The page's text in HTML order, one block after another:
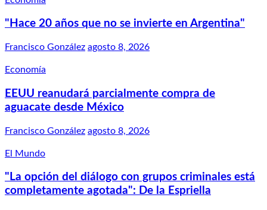
"Hace 20 años que no se invierte en Argentina"
Francisco González agosto 8, 2026
Economía
EEUU reanudará parcialmente compra de
aguacate desde México
Francisco González agosto 8, 2026
El Mundo
"La opción del diálogo con grupos criminales está
completamente agotada": De la Espriella